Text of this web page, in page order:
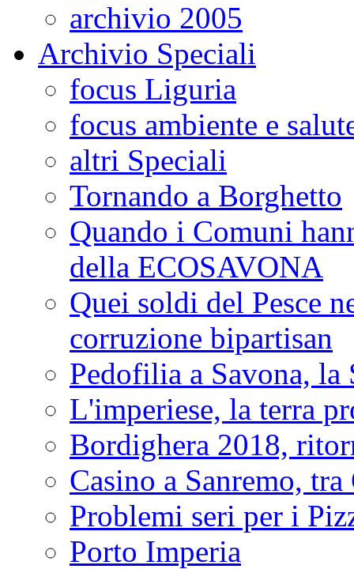
archivio 2005
Archivio Speciali
focus Liguria
focus ambiente e
altri Speciali
Tornando a Borghetto
Quando i Comuni
della ECOSAVONA
Quei soldi del Pesce
corruzione bipartisan
Pedofilia a Savona, la
L'imperiese, la terra
Bordighera 2018,
Casino a Sanremo,
Problemi seri per i
Porto Imperia